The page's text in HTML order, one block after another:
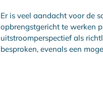
Er is veel aandacht voor de
opbrengstgericht te werken
uitstroomperspectief als
besproken, evenals een